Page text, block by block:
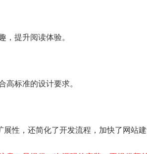
提升阅读体验。
标准的设计要求。
性，还简化了开发流程，加快了网站